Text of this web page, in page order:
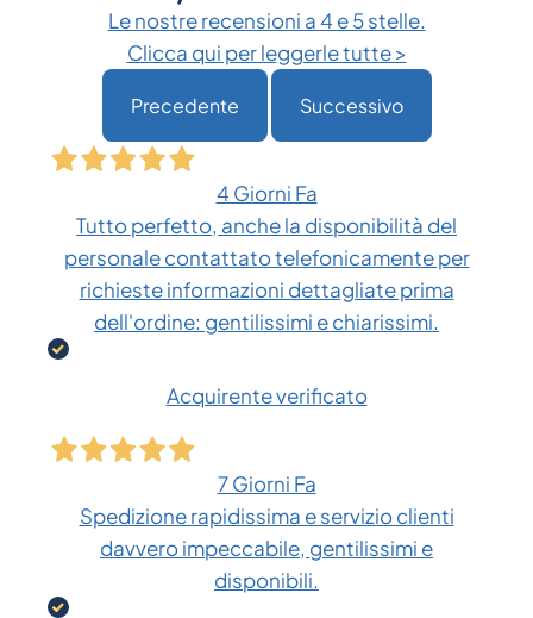
Le nostre recensioni a 4 e 5 stelle.
Clicca qui per leggerle tutte >
Precedente Successivo
4 Giorni Fa
Tutto perfetto, anche la disponibilità del
personale contattato telefonicamente per
richieste informazioni dettagliate prima
dell'ordine: gentilissimi e chiarissimi.
Acquirente verificato
7 Giorni Fa
Spedizione rapidissima e servizio clienti
davvero impeccabile, gentilissimi e
disponibili.